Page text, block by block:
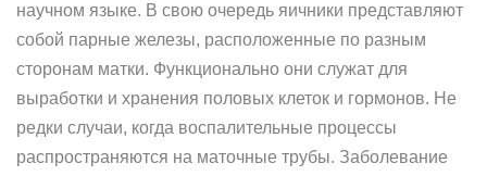
научном языке. В свою очередь яичники представляют
собой парные железы, расположенные по разным
сторонам матки. Функционально они служат для
выработки и хранения половых клеток и гормонов. Не
редки случаи, когда воспалительные процессы
распространяются на маточные трубы. Заболевание